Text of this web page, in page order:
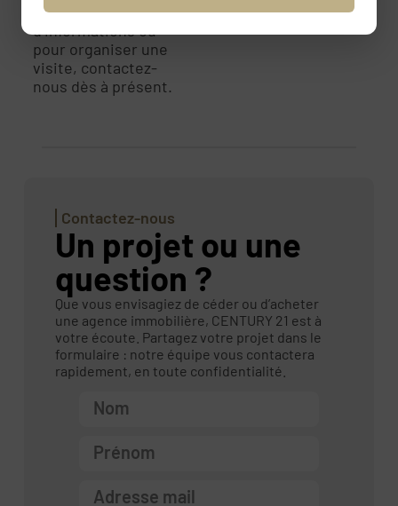
Pour plus
d’informations ou
pour organiser une
visite, contactez-
nous dès à présent.
Contactez-nous
Un projet ou une
question ?
Que vous envisagiez de céder ou d’acheter
une agence immobilière, CENTURY 21 est à
votre écoute. Partagez votre projet dans le
formulaire : notre équipe vous contactera
rapidement, en toute confidentialité.